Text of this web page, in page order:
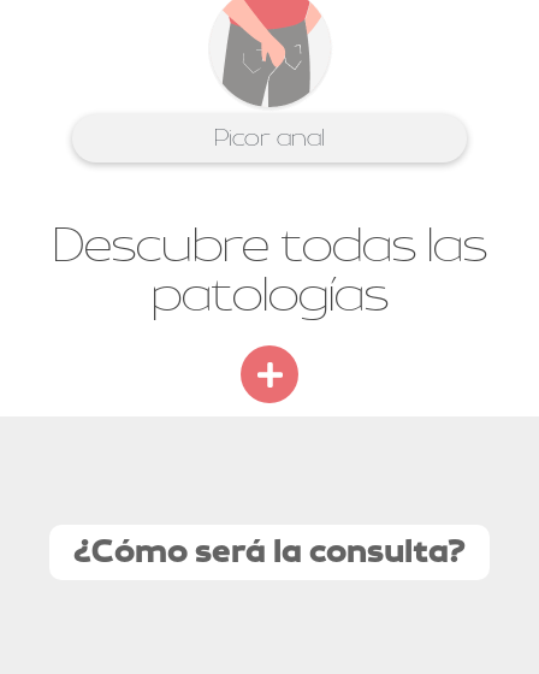
Picor anal
Descubre todas las
patologías
¿Cómo será la consulta?